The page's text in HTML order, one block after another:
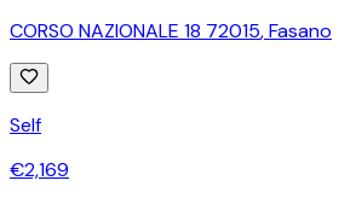
CORSO NAZIONALE 18 72015,Fasano
Self
€2,169